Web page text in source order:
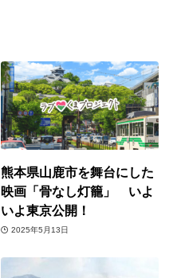
熊本県山鹿市を舞台にした
映画「骨なし灯籠」 いよ
いよ東京公開！
2025年5月13日